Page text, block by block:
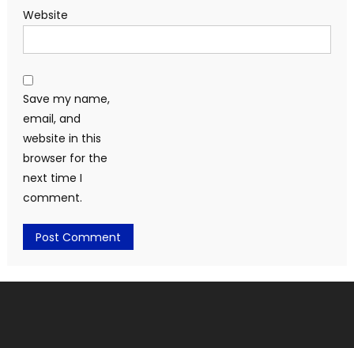
Website
Save my name,
email, and
website in this
browser for the
next time I
comment.